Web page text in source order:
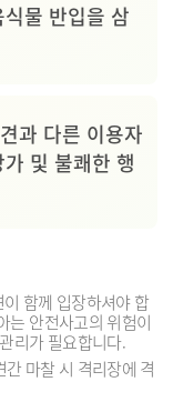
물 반입을 삼
과 다른 이용자
및 불쾌한 행
함께 입장하셔야 합
는 안전사고의 위험이
리가 필요합니다.
마찰 시 격리장에 격